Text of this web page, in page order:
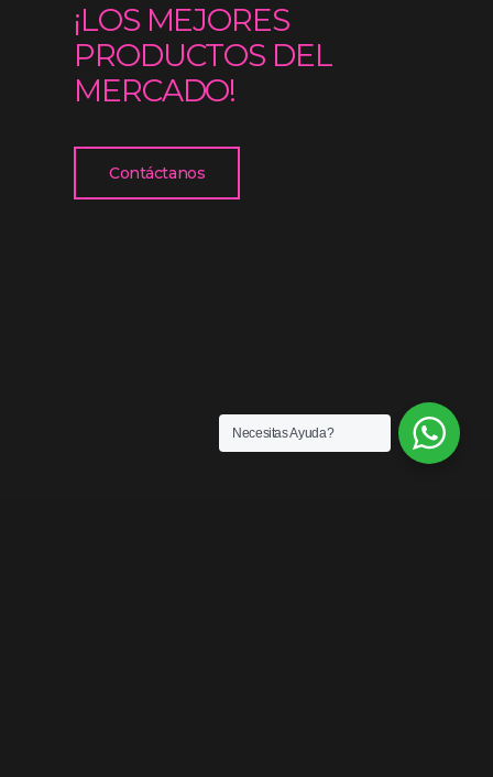
¡LOS MEJORES
PRODUCTOS DEL
MERCADO!
Contáctanos
Necesitas Ayuda?